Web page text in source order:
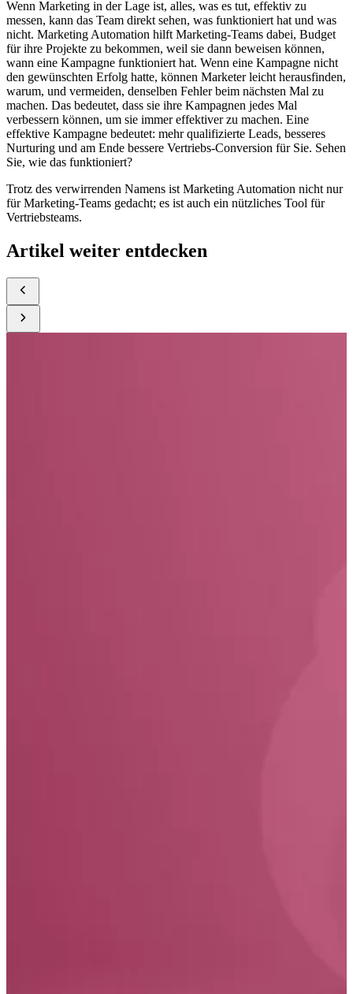
Wenn Marketing in der Lage ist, alles, was es tut, effektiv zu
messen, kann das Team direkt sehen, was funktioniert hat und was
nicht. Marketing Automation hilft Marketing-Teams dabei, Budget
für ihre Projekte zu bekommen, weil sie dann beweisen können,
wann eine Kampagne funktioniert hat. Wenn eine Kampagne nicht
den gewünschten Erfolg hatte, können Marketer leicht herausfinden,
warum, und vermeiden, denselben Fehler beim nächsten Mal zu
machen. Das bedeutet, dass sie ihre Kampagnen jedes Mal
verbessern können, um sie immer effektiver zu machen. Eine
effektive Kampagne bedeutet: mehr qualifizierte Leads, besseres
Nurturing und am Ende bessere Vertriebs-Conversion für Sie. Sehen
Sie, wie das funktioniert?
Trotz des verwirrenden Namens ist Marketing Automation nicht nur
für Marketing-Teams gedacht; es ist auch ein nützliches Tool für
Vertriebsteams.
Artikel weiter entdecken